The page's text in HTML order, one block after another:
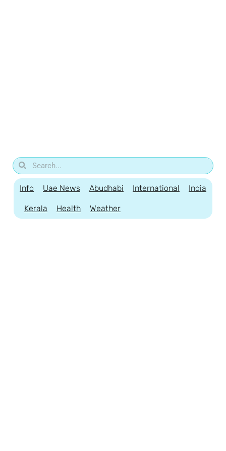
Info Uae News Abudhabi International India
Kerala Health Weather